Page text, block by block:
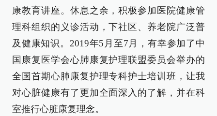
康教育讲座。休息之余，积极参加医院健康管
理科组织的义诊活动，下社区、养老院广泛普
及健康知识。2019年5月至7月，有幸参加了中
国康复医学会心肺康复护理联盟委员会举办的
全国首期心肺康复护理专科护士培训班，让我
对心脏健康有了更加全面深入的了解，并在科
室推行心脏康复理念。